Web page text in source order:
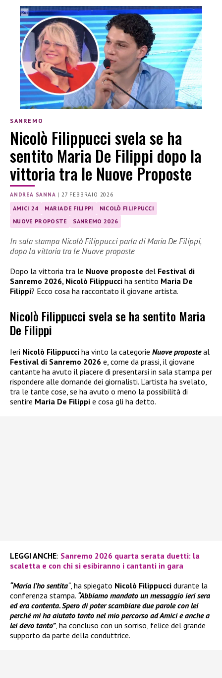
SANREMO
Nicolò Filippucci svela se ha
sentito Maria De Filippi dopo la
vittoria tra le Nuove Proposte
ANDREA SANNA |27 FEBBRAIO 2026
AMICI 24 MARIA DE FILIPPI
NICOLÒ FILIPPUCCI
NUOVE PROPOSTE
SANREMO 2026
In sala stampa Nicolò Filippucci parla di Maria De Filippi,
dopo la vittoria tra le Nuove proposte
Dopo la vittoria tra le Nuove proposte del Festival di
Sanremo 2026, Nicolò Filippucci ha sentito Maria De
Filippi? Ecco cosa ha raccontato il giovane artista.
Nicolò Filippucci svela se ha sentito Maria
De Filippi
Ieri Nicolò Filippucci ha vinto la categorie Nuove proposteal
Festival di Sanremo 2026 e, come da prassi, il giovane
cantante ha avuto il piacere di presentarsi in sala stampa per
rispondere alle domande dei giornalisti. L’artista ha svelato,
tra le tante cose, se ha avuto o meno la possibilità di
sentire Maria De Filippi e cosa gli ha detto.
LEGGI ANCHE: Sanremo 2026 quarta serata duetti: la
scaletta e con chi si esibiranno i cantanti in gara
“Maria l’ho sentita“, ha spiegato Nicolò Filippucci durante la
conferenza stampa. “Abbiamo mandato un messaggio ieri sera
ed era contenta. Spero di poter scambiare due parole con lei
perché mi ha aiutato tanto nel mio percorso ad Amici e anche a
lei devo tanto”, ha concluso con un sorriso, felice del grande
supporto da parte della conduttrice.